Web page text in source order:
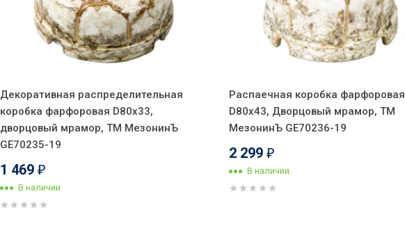
Декоративная распределительная
коробка фарфоровая D80х33,
дворцовый мрамор, ТМ МезонинЪ
GE70235-19
1 469 ₽
В наличии
Распаечная коробка фарфоровая
D80х43, Дворцовый мрамор, ТМ
МезонинЪ GE70236-19
2 299 ₽
В наличии